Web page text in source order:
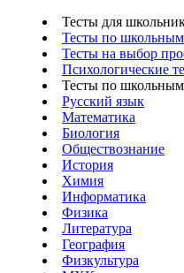
Тесты для
Тесты по
Тесты на выбор
Психологические
Тесты по школьным
Русский язык
Математика
Биология
Обществознание
История
Химия
Информатика
Физика
Литература
География
Физкультура